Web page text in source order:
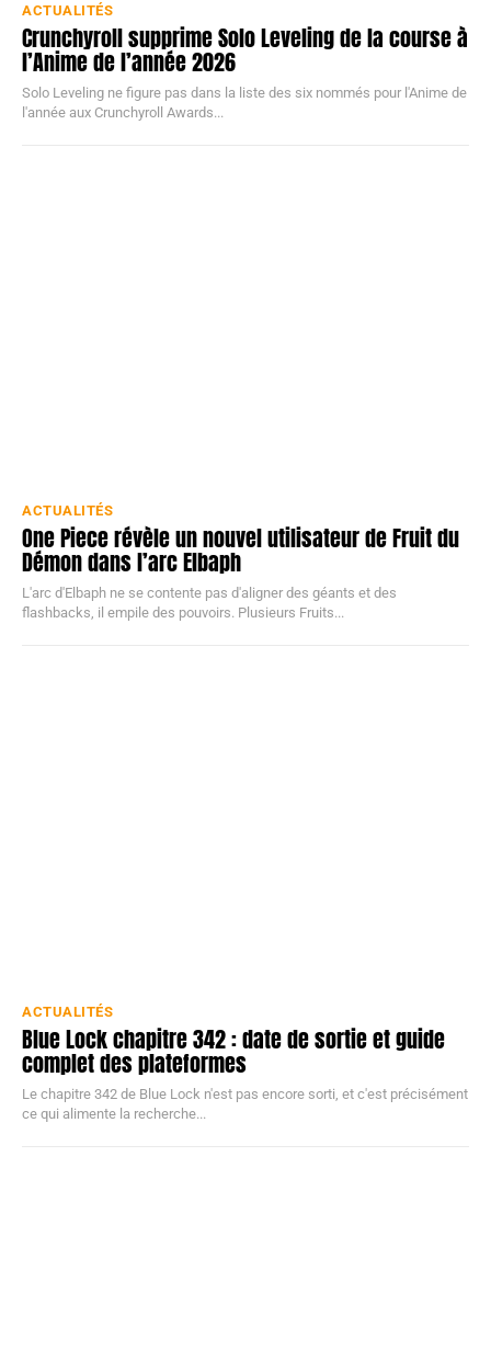
ACTUALITÉS
Crunchyroll supprime Solo Leveling de la course à
l’Anime de l’année 2026
Solo Leveling ne figure pas dans la liste des six nommés pour l'Anime de
l'année aux Crunchyroll Awards...
ACTUALITÉS
One Piece révèle un nouvel utilisateur de Fruit du
Démon dans l’arc Elbaph
L'arc d'Elbaph ne se contente pas d'aligner des géants et des
flashbacks, il empile des pouvoirs. Plusieurs Fruits...
ACTUALITÉS
Blue Lock chapitre 342 : date de sortie et guide
complet des plateformes
Le chapitre 342 de Blue Lock n'est pas encore sorti, et c'est précisément
ce qui alimente la recherche...